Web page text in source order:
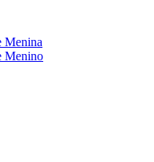
Menina
Menino